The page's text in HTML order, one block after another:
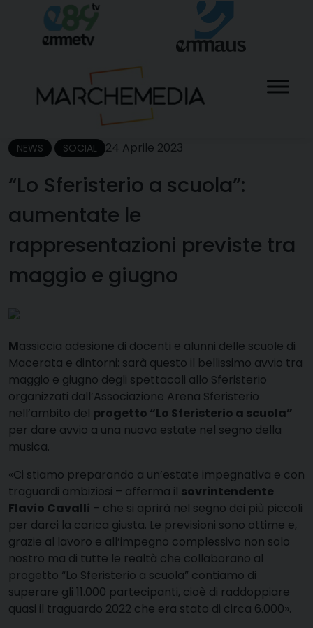
content
NEWS SOCIAL 24 Aprile 2023
“Lo Sferisterio a scuola”:
aumentate le
rappresentazioni previste tra
maggio e giugno
Massiccia adesione di docenti e alunni delle scuole di
Macerata e dintorni: sarà questo il bellissimo avvio tra
maggio e giugno degli spettacoli allo Sferisterio
organizzati dall’Associazione Arena Sferisterio
nell’ambito del progetto “Lo Sferisterio a scuola”
per dare avvio a una nuova estate nel segno della
musica.
«Ci stiamo preparando a un’estate impegnativa e con
traguardi ambiziosi – afferma il sovrintendente
Flavio Cavalli – che si aprirà nel segno dei più piccoli
per darci la carica giusta. Le previsioni sono ottime e,
grazie al lavoro e all’impegno complessivo non solo
nostro ma di tutte le realtà che collaborano al
progetto “Lo Sferisterio a scuola” contiamo di
superare gli 11.000 partecipanti, cioè di raddoppiare
quasi il traguardo 2022 che era stato di circa 6.000».